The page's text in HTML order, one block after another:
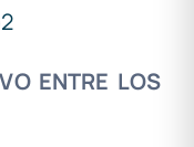
ENTRE LOS